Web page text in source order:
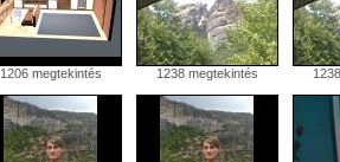
1206 megtekintés 1238 megtekintés